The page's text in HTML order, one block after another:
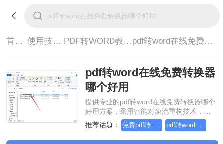
首页> 使用技巧> PDF转WORD教程> pdf转word在线免费转换器哪个好用
pdf转word在线免费转换器
哪个好用
提供专业的pdf转word在线免费转换器哪个
好用方案，采用智能对象流重构技术，确
保文档1:1高保真还原且排版不乱码。支持
一键批量处理，全链路 SSL 加密保障隐私
安全。助您快速实现pdf转word在线免费转
推荐话题： 免费pdf转word的三种方法